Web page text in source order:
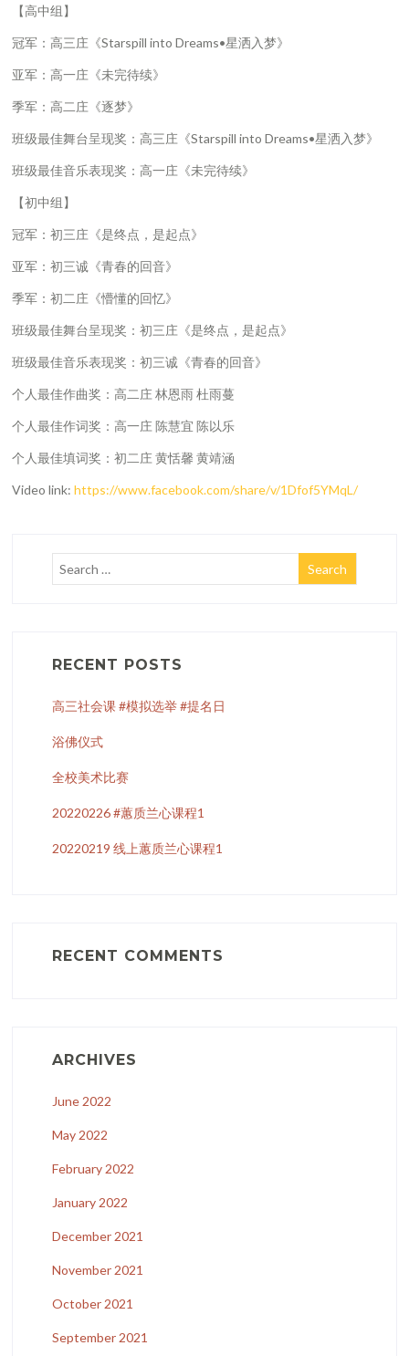
【高中组】
冠军：高三庄《Starspill into Dreams•星洒入梦》
亚军：高一庄《未完待续》
季军：高二庄《逐梦》
班级最佳舞台呈现奖：高三庄《Starspill into Dreams•星洒入梦》
班级最佳音乐表现奖：高一庄《未完待续》
【初中组】
冠军：初三庄《是终点，是起点》
亚军：初三诚《青春的回音》
季军：初二庄《懵懂的回忆》
班级最佳舞台呈现奖：初三庄《是终点，是起点》
班级最佳音乐表现奖：初三诚《青春的回音》
个人最佳作曲奖：高二庄 林恩雨 杜雨蔓
个人最佳作词奖：高一庄 陈慧宜 陈以乐
个人最佳填词奖：初二庄 黄恬馨 黄靖涵
Video link:https://www.facebook.com/share/v/1Dfof5YMqL/
RECENT POSTS
高三社会课 #模拟选举 #提名日
浴佛仪式
全校美术比赛
20220226 #蕙质兰心课程1
20220219 线上蕙质兰心课程1
RECENT COMMENTS
ARCHIVES
June 2022
May 2022
February 2022
January 2022
December 2021
November 2021
October 2021
September 2021